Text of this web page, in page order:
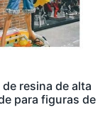
resina de alta
para figuras de